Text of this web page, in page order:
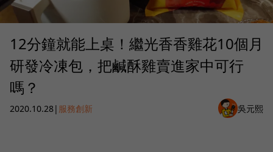
12分鐘就能上桌！繼光香香雞花10個月
研發冷凍包，把鹹酥雞賣進家中可行
嗎？
2020.10.28| 服務創新 吳元熙